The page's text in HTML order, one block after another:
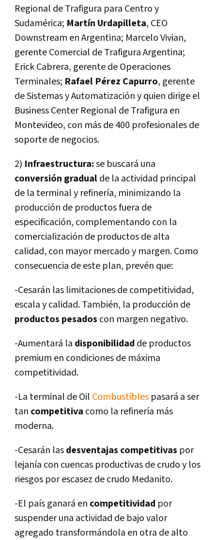
Regional de Trafigura para Centro y
Sudamérica; Martí­n Urdapilleta, CEO
Downstream en Argentina; Marcelo Vivian,
gerente Comercial de Trafigura Argentina;
Erick Cabrera, gerente de Operaciones
Terminales; Rafael Pérez Capurro, gerente
de Sistemas y Automatización y quien dirige el
Business Center Regional de Trafigura en
Montevideo, con más de 400 profesionales de
soporte de negocios.
2) Infraestructura:se buscará una
conversión gradualde la actividad principal
de la terminal y refinerí­a, minimizando la
producción de productos fuera de
especificación, complementando con la
comercialización de productos de alta
calidad, con mayor mercado y margen. Como
consecuencia de este plan, prevén que:
-Cesarán las limitaciones de competitividad,
escala y calidad. También, la producción de
productos pesados con margen negativo.
-Aumentará la disponibilidad de productos
premium en condiciones de máxima
competitividad.
-La terminal de Oil Combustibles pasará a ser
tan competitiva como la refinerí­a más
moderna.
-Cesarán lasdesventajas competitivas por
lejaní­a con cuencas productivas de crudo y los
riesgos por escasez de crudo Medanito.
-El paí­s ganará en competitividad por
suspender una actividad de bajo valor
agregado transformándola en otra de alto